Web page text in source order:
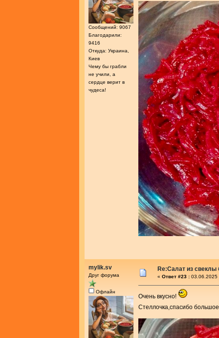
Сообщений: 9067
Благодарили:
9416
Откуда: Украина,
Киев
Чему бы грабли
не учили, а
сердце верит в
чудеса!
mylik.sv
Друг форума
Офлайн
Re:Салат из свеклы
« Ответ #23 : 03.06.2025
Очень вкусно!
Стеллочка,спасибо